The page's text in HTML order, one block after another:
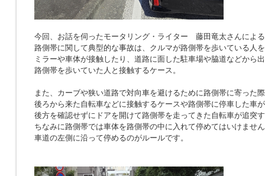
今回、お話を伺ったモータリング・ライター 藤田竜太さんによ
路側帯に関して典型的な事故は、クルマが路側帯を歩いている人
ミラーや車体が接触したり、道路に面した駐車場や脇道などから
路側帯を歩いていた人と接触するケース。
また、カーブや狭い道路で対向車を避けるために路側帯に寄った
後ろから来た自転車などに接触するケースや路側帯に停車した車
後方を確認せずにドアを開けて路側帯を走ってきた自転車が追突
ちなみに路側帯では車体を路側帯の中に入れて停めてはいけませ
車道の左側に沿って停めるのがルールです。